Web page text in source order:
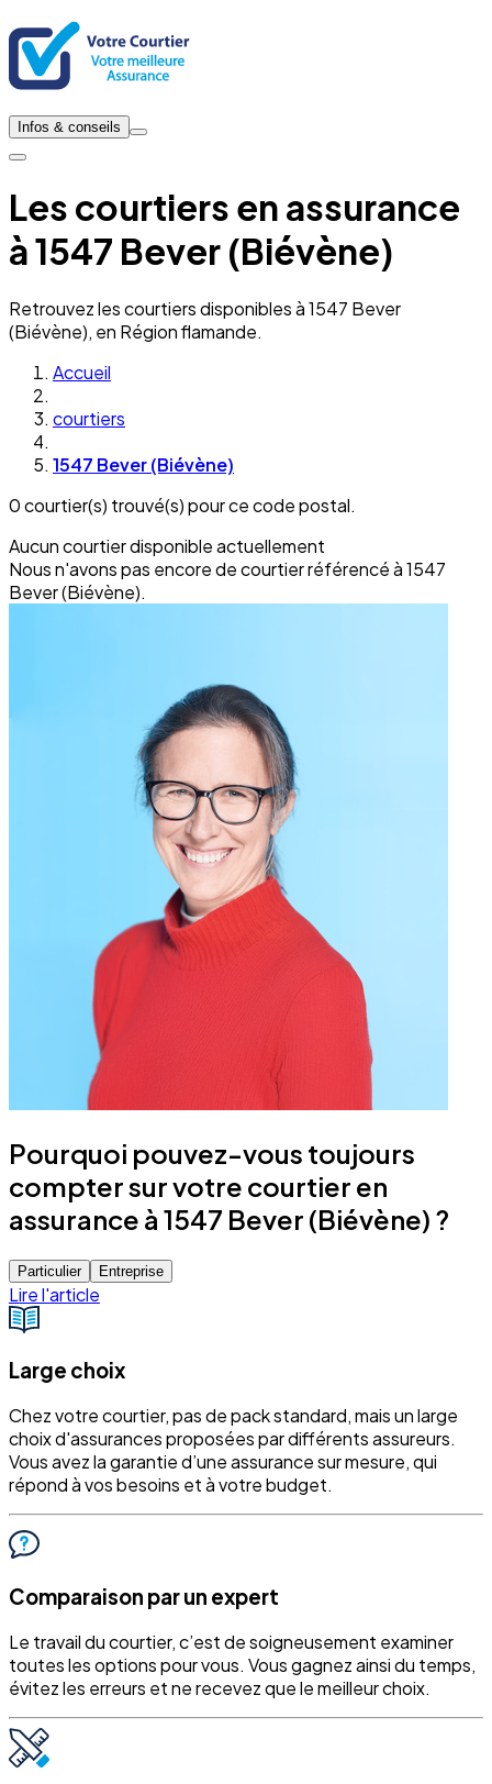
Infos & conseils
Les courtiers en assurance
à 1547 Bever (Biévène)
Retrouvez les courtiers disponibles à 1547 Bever
(Biévène), en Région flamande.
Accueil
courtiers
1547 Bever (Biévène)
0 courtier(s) trouvé(s) pour ce code postal.
Aucun courtier disponible actuellement
Nous n'avons pas encore de courtier référencé à 1547
Bever (Biévène).
Pourquoi pouvez-vous toujours
compter sur votre courtier en
assurance à 1547 Bever (Biévène) ?
Particulier Entreprise
Lire l'article
Large choix
Chez votre courtier, pas de pack standard, mais un large
choix d'assurances proposées par différents assureurs.
Vous avez la garantie d’une assurance sur mesure, qui
répond à vos besoins et à votre budget.
Comparaison par un expert
Le travail du courtier, c’est de soigneusement examiner
toutes les options pour vous. Vous gagnez ainsi du temps,
évitez les erreurs et ne recevez que le meilleur choix.